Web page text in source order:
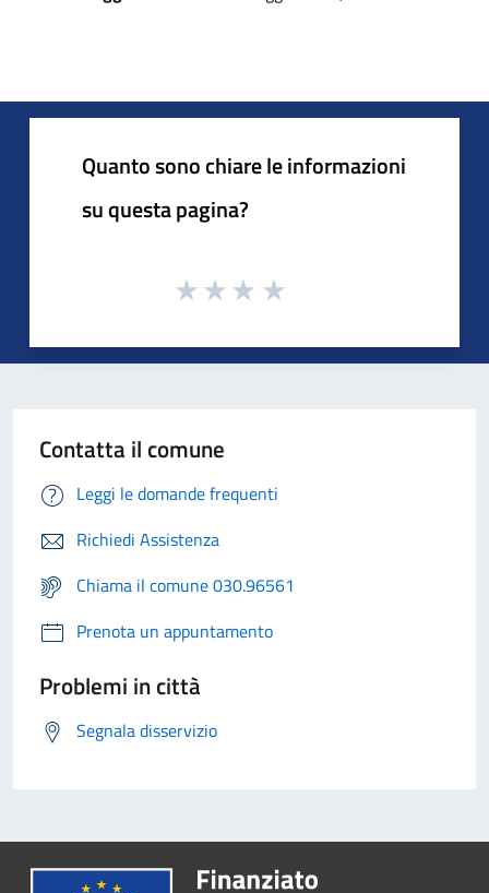
Quanto sono chiare le informazioni
su questa pagina?
Contatta il comune
Leggi le domande frequenti
Richiedi Assistenza
Chiama il comune 030.96561
Prenota un appuntamento
Problemi in città
Segnala disservizio